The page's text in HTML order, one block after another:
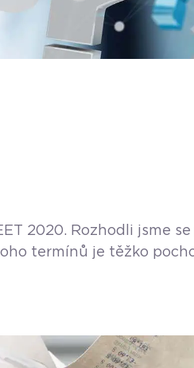
2020. Rozhodli jsme
termínů je těžko